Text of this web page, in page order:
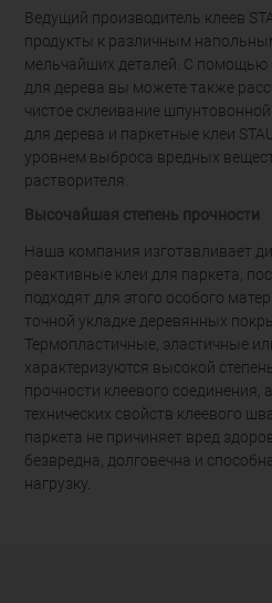
Ведущий производитель клеев
продукты к различным
мельчайших деталей. С помощью
для дерева вы можете также
чистое склеивание
для дерева и паркетные клеи
уровнем выброса вредных
растворителя.
Высочайшая степень прочности
Наша компания изготавливает
реактивные клеи для паркета,
подходят для этого особого
точной укладке деревянных
Термопластичные, эластичные
характеризуются высокой
прочности клеевого соединения,
технических свойств клеевого
паркета не причиняет вред
безвредна, долговечна и
нагрузку.